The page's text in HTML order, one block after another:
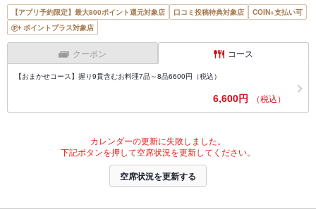
【アプリ予約限定】最大800ポイント還元対象店 口コミ投稿特典対象店
COIN+支払い可
ポイントプラス対象店
クーポン コース
【おまかせコース】握り9貫含むお料理7品～8品6600円（税込）
6,600円 （税込）
カレンダーの更新に失敗しました。
下記ボタンを押して空席状況を更新してください。
空席状況を更新する